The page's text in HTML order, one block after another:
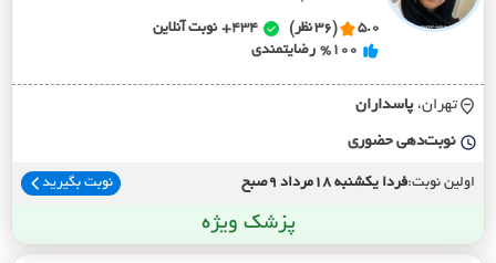
5.0 (36 نظر) 434+
نوبت آنلاین
%100 رضایتمندی
تهران، پاسداران
نوبت‌دهی حضوری
اولین نوبت:فردا یکشنبه 18مرداد 9صبح نوبت بگیرید
پزشک ویژه